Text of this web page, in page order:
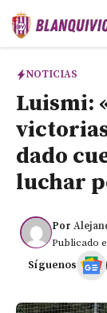
Saltar
NOTICIAS
Luismi:
dado
luchar
Por
Publicado
Síguenos